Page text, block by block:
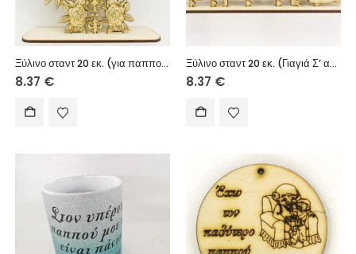
Ξύλινο σταντ 20 εκ. (για παππού)
8.37 €
Ξύλινο σταντ 20 εκ. (Γιαγιά Σ’ αγαπάω)
8.37 €